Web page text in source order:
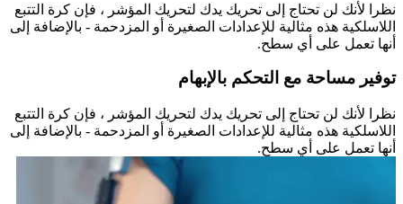
نظرا لأنك لن تحتاج إلى تحريك يدك لتحريك المؤشر ، فإن كرة التتبع
اللاسلكية هذه مثالية للإعدادات الصغيرة أو المزدحمة - بالإضافة إلى
أنها تعمل على أي سطح.
توفير مساحة مع التحكم بالإبهام
نظرا لأنك لن تحتاج إلى تحريك يدك لتحريك المؤشر ، فإن كرة التتبع
اللاسلكية هذه مثالية للإعدادات الصغيرة أو المزدحمة - بالإضافة إلى
أنها تعمل على أي سطح.